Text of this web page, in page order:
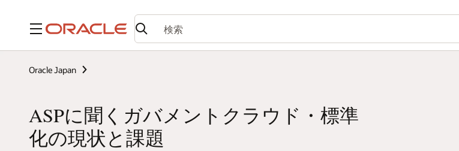
メニュー
Oracle Japan
ASPに聞くガバメントクラウド・標準
化の現状と課題